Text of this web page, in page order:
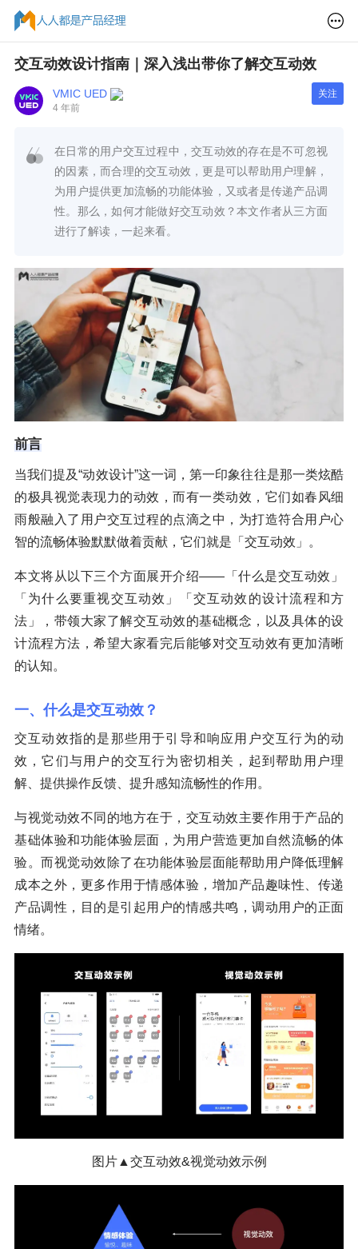
交互动效设计指南｜深入浅出带你了解交互动效
VMIC UED
4 年前
关注
在日常的用户交互过程中，交互动效的存在是不可忽视
的因素，而合理的交互动效，更是可以帮助用户理解，
为用户提供更加流畅的功能体验，又或者是传递产品调
性。那么，如何才能做好交互动效？本文作者从三方面
进行了解读，一起来看。
前言
当我们提及“动效设计”这一词，第一印象往往是那一类炫酷
的极具视觉表现力的动效，而有一类动效，它们如春风细
雨般融入了用户交互过程的点滴之中，为打造符合用户心
智的流畅体验默默做着贡献，它们就是「交互动效」。
本文将从以下三个方面展开介绍——「什么是交互动效」
「为什么要重视交互动效」「交互动效的设计流程和方
法」，带领大家了解交互动效的基础概念，以及具体的设
计流程方法，希望大家看完后能够对交互动效有更加清晰
的认知。
一、什么是交互动效？
交互动效指的是那些用于引导和响应用户交互行为的动
效，它们与用户的交互行为密切相关，起到帮助用户理
解、提供操作反馈、提升感知流畅性的作用。
与视觉动效不同的地方在于，交互动效主要作用于产品的
基础体验和功能体验层面，为用户营造更加自然流畅的体
验。而视觉动效除了在功能体验层面能帮助用户降低理解
成本之外，更多作用于情感体验，增加产品趣味性、传递
产品调性，目的是引起用户的情感共鸣，调动用户的正面
情绪。
图片▲交互动效&视觉动效示例